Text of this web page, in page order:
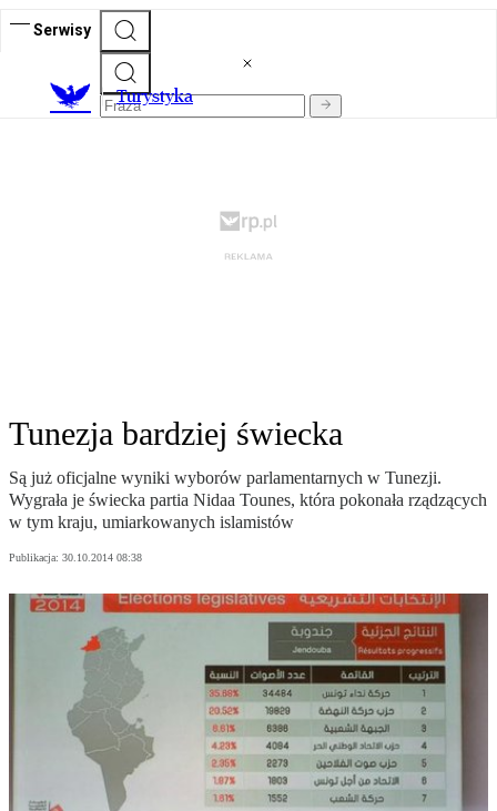
Serwisy
Turystyka
Tunezja bardziej świecka
Są już oficjalne wyniki wyborów parlamentarnych w Tunezji.
Wygrała je świecka partia Nidaa Tounes, która pokonała rządzących
w tym kraju, umiarkowanych islamistów
Publikacja: 30.10.2014 08:38